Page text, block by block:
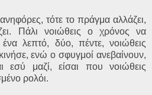
τότε το πράγμα αλλάζει,
Πάλι νοιώθεις ο χρόνος να
λεπτό, δύο, πέντε, νοιώθεις
ενώ ο σφυγμοί ανεβαίνουν,
μαζί, είσαι που νοιώθεις
ρολόι.